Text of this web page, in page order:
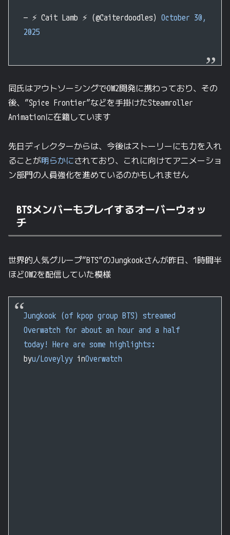
— ⚡️ Cait Lamb ⚡️ (@Caiterdoodles) October 30,
2025
同氏はアウトソーシングでOW2開発に携わっており、その
後、”Spice Frontier”などを手掛けたSteamroller
Animationに在籍しています
先日ディレクターからは、今後はストーリーにも力を入れ
ることが明らかにされており、これに向けてアニメーショ
ン部門の人員強化を進めているのかもしれません
BTSメンバーもプレイするオーバーウォッ
チ
世界的人気グループ”BTS”のJungkookさんが昨日、1時間半
ほどOW2を配信していた模様
Jungkook (of kpop group BTS) streamed
Overwatch for about an hour and a half
today! Here are some highlights:
byu/LoveylyyinOverwatch